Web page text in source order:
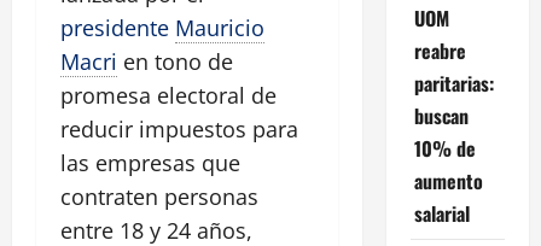
presidente Mauricio
Macri en tono de
promesa electoral de
reducir impuestos para
las empresas que
contraten personas
entre 18 y 24 años,
UOM
reabre
paritarias:
buscan
10% de
aumento
salarial